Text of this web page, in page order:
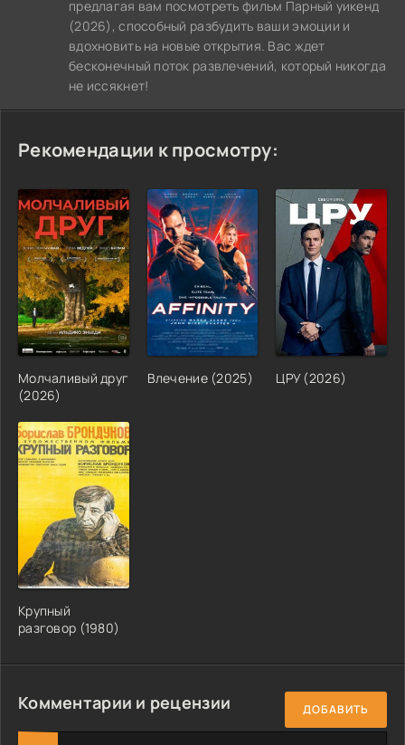
предлагая вам посмотреть фильм Парный уикенд
(2026), способный разбудить ваши эмоции и
вдохновить на новые открытия. Вас ждет
бесконечный поток развлечений, который никогда
не иссякнет!
Рекомендации к просмотру:
Молчаливый друг
(2026)
Влечение (2025) ЦРУ (2026)
Крупный
разговор (1980)
Комментарии и рецензии ДОБАВИТЬ